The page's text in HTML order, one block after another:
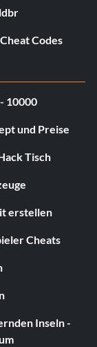
turns. At
road.
zu
399
es dir
erreichen. Es
können.
Codes
10000
und Preise
Tisch
erstellen
Cheats
Inseln -